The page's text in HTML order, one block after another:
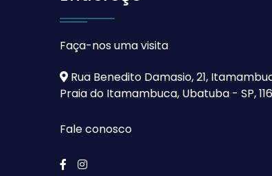
Faça-nos uma visita
Rua Benedito Damasio, 21,
Praia do Itamambuca, Ubatuba - SP,
Fale conosco